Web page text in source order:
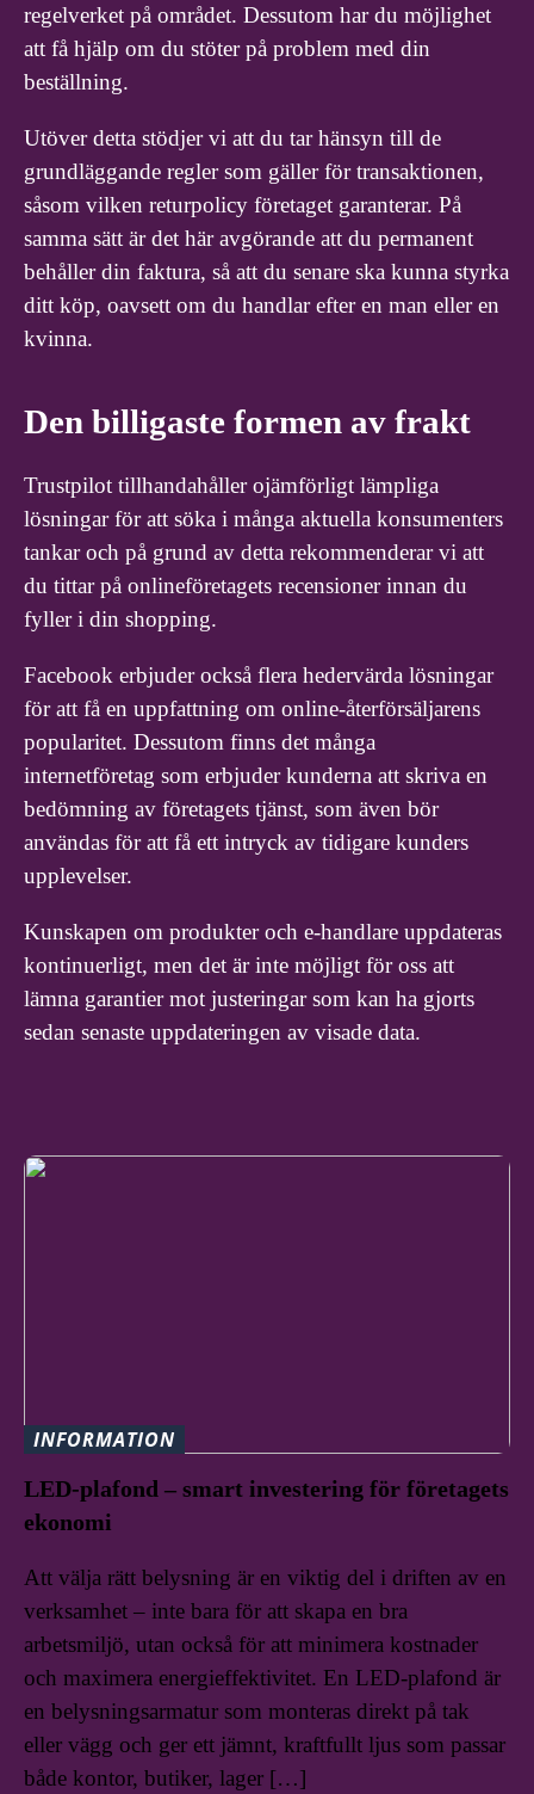
regelverket på området. Dessutom har du möjlighet
att få hjälp om du stöter på problem med din
beställning.
Utöver detta stödjer vi att du tar hänsyn till de
grundläggande regler som gäller för transaktionen,
såsom vilken returpolicy företaget garanterar. På
samma sätt är det här avgörande att du permanent
behåller din faktura, så att du senare ska kunna styrka
ditt köp, oavsett om du handlar efter en man eller en
kvinna.
Den billigaste formen av frakt
Trustpilot tillhandahåller ojämförligt lämpliga
lösningar för att söka i många aktuella konsumenters
tankar och på grund av detta rekommenderar vi att
du tittar på onlineföretagets recensioner innan du
fyller i din shopping.
Facebook erbjuder också flera hedervärda lösningar
för att få en uppfattning om online-återförsäljarens
popularitet. Dessutom finns det många
internetföretag som erbjuder kunderna att skriva en
bedömning av företagets tjänst, som även bör
användas för att få ett intryck av tidigare kunders
upplevelser.
Kunskapen om produkter och e-handlare uppdateras
kontinuerligt, men det är inte möjligt för oss att
lämna garantier mot justeringar som kan ha gjorts
sedan senaste uppdateringen av visade data.
INFORMATION
LED-plafond – smart investering för företagets
ekonomi
Att välja rätt belysning är en viktig del i driften av en
verksamhet – inte bara för att skapa en bra
arbetsmiljö, utan också för att minimera kostnader
och maximera energieffektivitet. En LED-plafond är
en belysningsarmatur som monteras direkt på tak
eller vägg och ger ett jämnt, kraftfullt ljus som passar
både kontor, butiker, lager […]